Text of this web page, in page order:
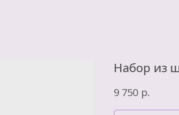
Набор из
9 750 р.